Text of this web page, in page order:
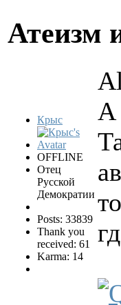
Атеизм
Крыс
OFFLINE
Отец
Русской
Демократии
Posts: 33839
Thank you
received: 61
Karma: 14
А